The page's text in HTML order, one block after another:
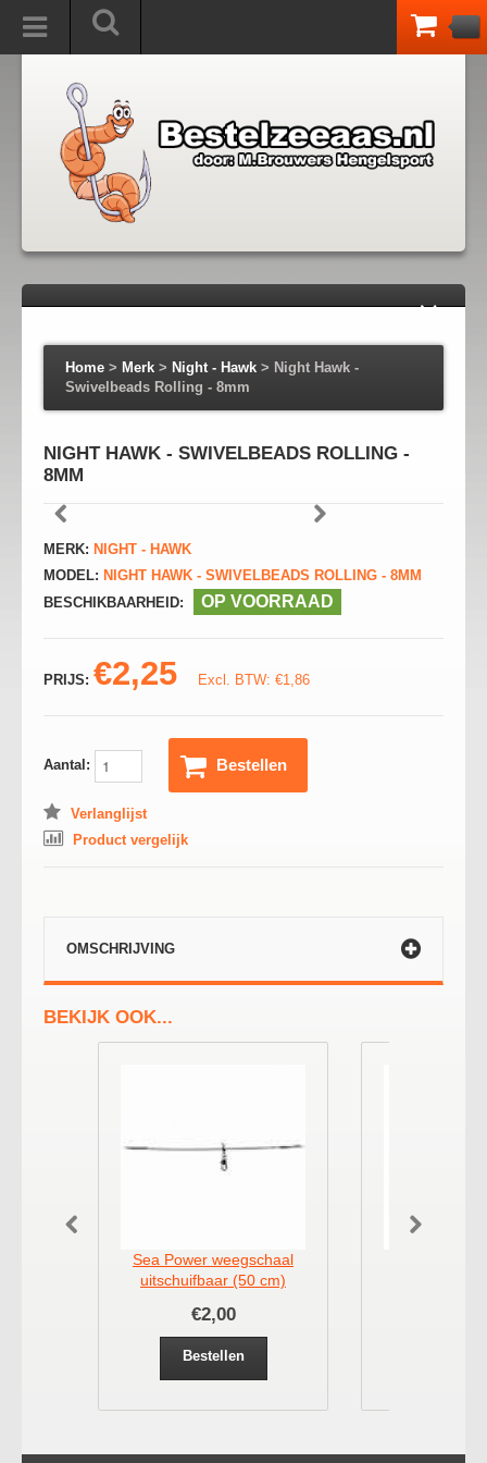
Home > Merk > Night - Hawk > Night Hawk -
Swivelbeads Rolling - 8mm
NIGHT HAWK - SWIVELBEADS ROLLING -
8MM
MERK: NIGHT - HAWK
MODEL: NIGHT HAWK - SWIVELBEADS ROLLING - 8MM
BESCHIKBAARHEID:
OP VOORRAAD
PRIJS: €2,25 Excl. BTW: €1,86
Aantal: Bestellen
Verlanglijst
Product vergelijk
OMSCHRIJVING
BEKIJK OOK...
Sea Power weegschaal
uitschuifbaar (50 cm)
€2,00
Bestellen